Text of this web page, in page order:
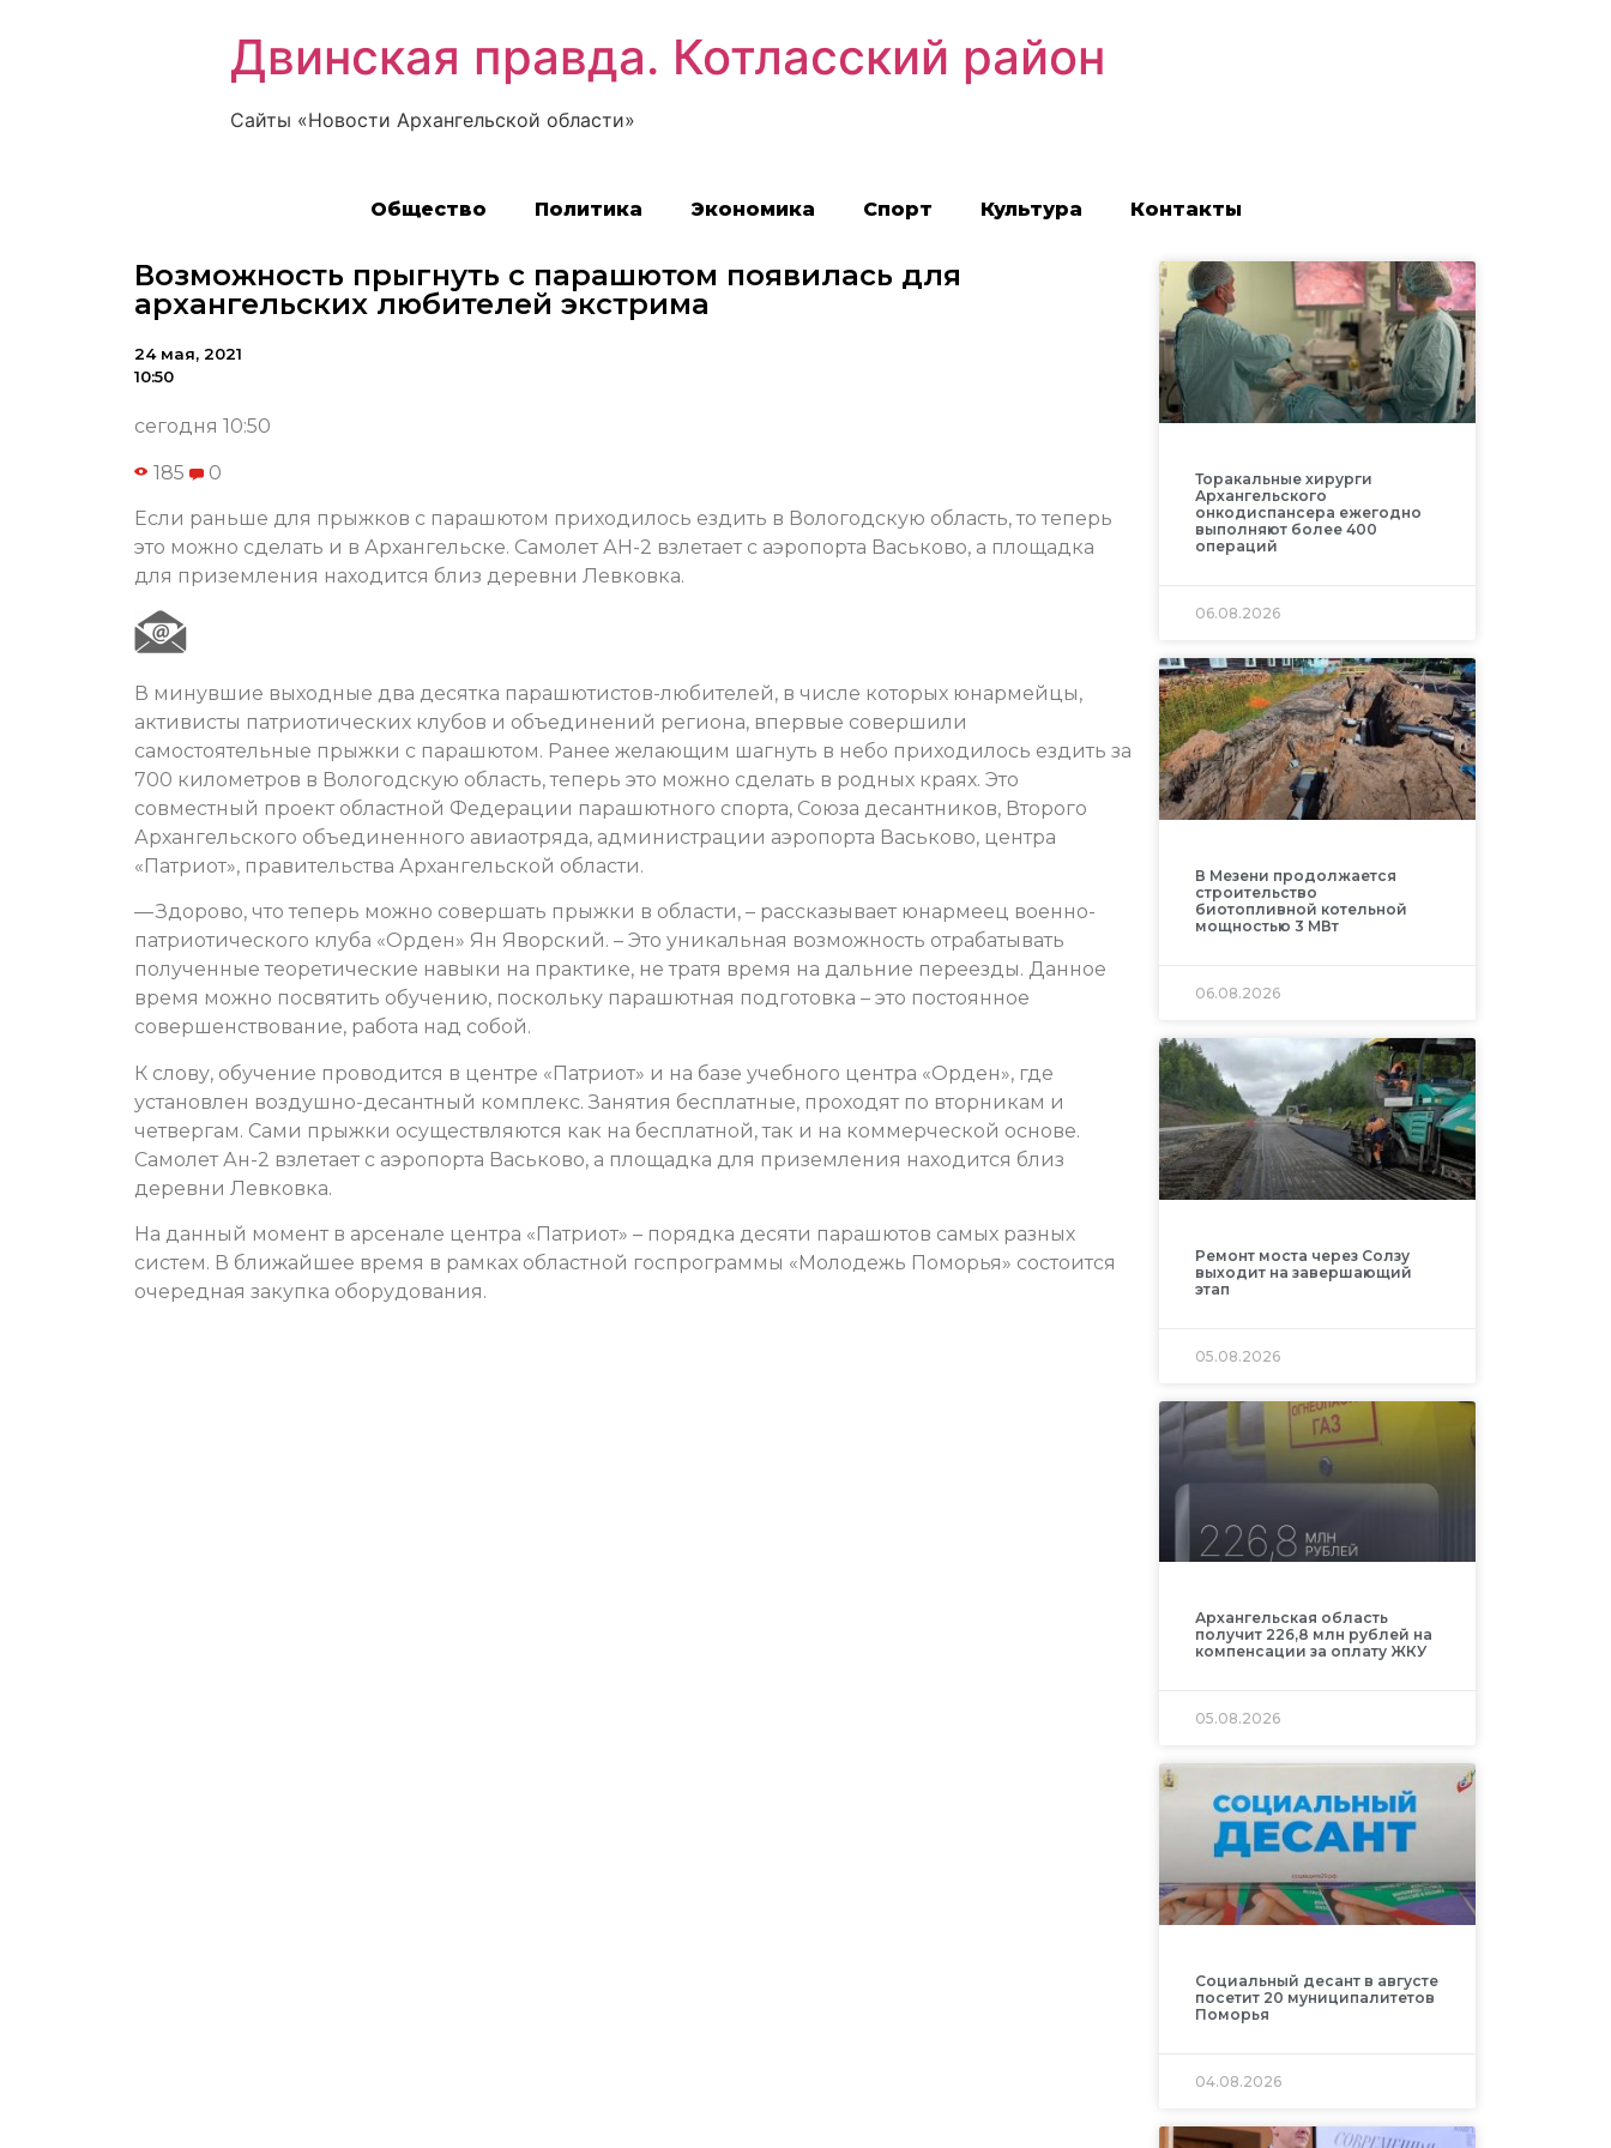
Двинская правда. Котласский район
Сайты «Новости Архангельской области»
Общество Политика Экономика Спорт Культура Контакты
Возможность прыгнуть с парашютом появилась для
архангельских любителей экстрима
24 мая, 2021
10:50
сегодня 10:50
185 0
Если раньше для прыжков с парашютом приходилось ездить в Вологодскую область, то теперь
это можно сделать и в Архангельске. Самолет АН-2 взлетает с аэропорта Васьково, а площадка
для приземления находится близ деревни Левковка.
В минувшие выходные два десятка парашютистов-любителей, в числе которых юнармейцы,
активисты патриотических клубов и объединений региона, впервые совершили
самостоятельные прыжки с парашютом. Ранее желающим шагнуть в небо приходилось ездить за
700 километров в Вологодскую область, теперь это можно сделать в родных краях. Это
совместный проект областной Федерации парашютного спорта, Союза десантников, Второго
Архангельского объединенного авиаотряда, администрации аэропорта Васьково, центра
«Патриот», правительства Архангельской области.
— Здорово, что теперь можно совершать прыжки в области, – рассказывает юнармеец военно-
патриотического клуба «Орден» Ян Яворский. – Это уникальная возможность отрабатывать
полученные теоретические навыки на практике, не тратя время на дальние переезды. Данное
время можно посвятить обучению, поскольку парашютная подготовка – это постоянное
совершенствование, работа над собой.
К слову, обучение проводится в центре «Патриот» и на базе учебного центра «Орден», где
установлен воздушно-десантный комплекс. Занятия бесплатные, проходят по вторникам и
четвергам. Сами прыжки осуществляются как на бесплатной, так и на коммерческой основе.
Самолет Ан-2 взлетает с аэропорта Васьково, а площадка для приземления находится близ
деревни Левковка.
На данный момент в арсенале центра «Патриот» – порядка десяти парашютов самых разных
систем. В ближайшее время в рамках областной госпрограммы «Молодежь Поморья» состоится
очередная закупка оборудования.
Торакальные хирурги
Архангельского
онкодиспансера ежегодно
выполняют более 400
операций
06.08.2026
В Мезени продолжается
строительство
биотопливной котельной
мощностью 3 МВт
06.08.2026
Ремонт моста через Солзу
выходит на завершающий
этап
05.08.2026
Архангельская область
получит 226,8 млн рублей на
компенсации за оплату ЖКУ
05.08.2026
Социальный десант в августе
посетит 20 муниципалитетов
Поморья
04.08.2026